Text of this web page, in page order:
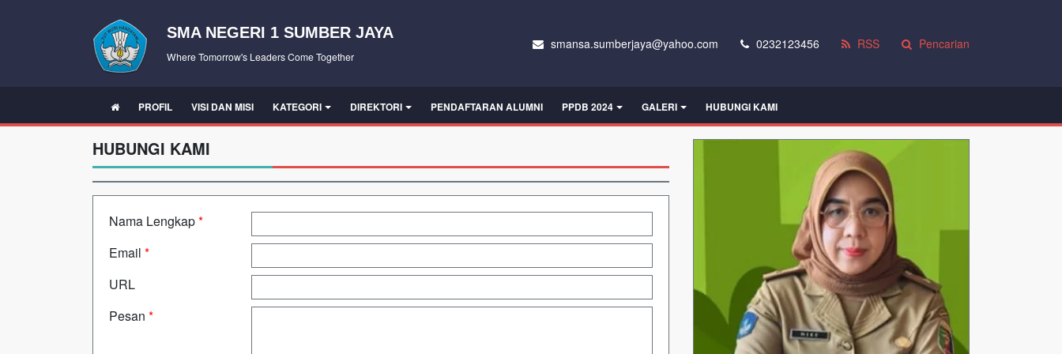
SMA NEGERI 1 SUMBER JAYA
Where Tomorrow's Leaders Come Together
smansa.sumberjaya@yahoo.com 0232123456 RSS Pencarian
PROFIL VISI DAN MISI KATEGORI DIREKTORI PENDAFTARAN ALUMNI PPDB 2024 GALERI HUBUNGI KAMI
HUBUNGI KAMI
Nama Lengkap*
Email *
URL
Pesan *